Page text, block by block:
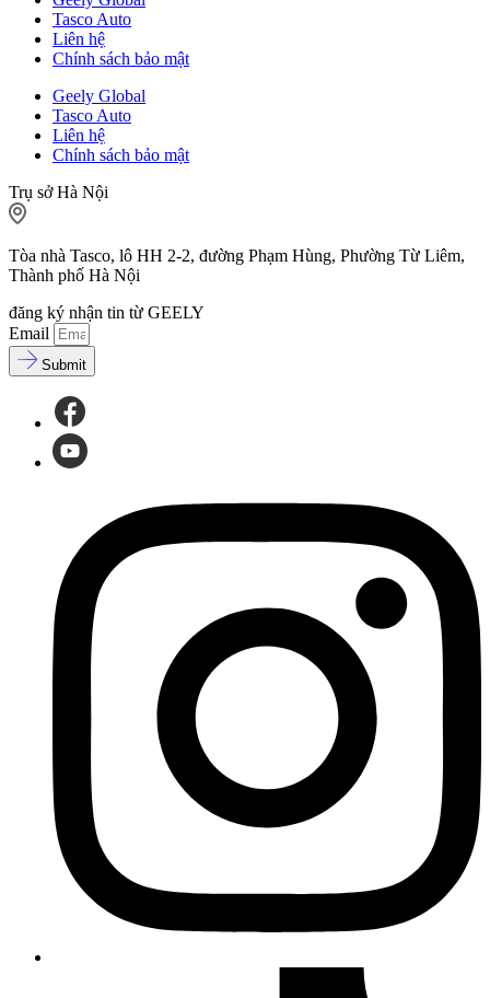
Tasco Auto
Liên hệ
Chính sách bảo mật
Geely Global
Tasco Auto
Liên hệ
Chính sách bảo mật
Trụ sở Hà Nội
Tòa nhà Tasco, lô HH 2-2, đường Phạm Hùng, Phường Từ Liêm,
Thành phố Hà Nội
đăng ký nhận tin từ GEELY
Email
Submit